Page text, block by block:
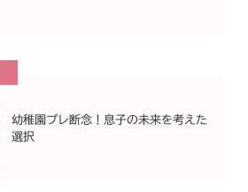
幼稚園プレ断念！息子の未来を考えた
選択